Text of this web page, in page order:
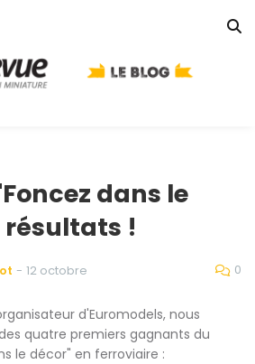
dans le
résultats !
- 12 octobre 0
d'Euromodels, nous
quatre premiers gagnants du
le décor" en ferroviaire :